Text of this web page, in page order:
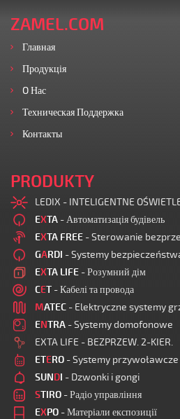
ZAMEL.COM
Главная
Продукція
O Нас
Техническая Поддержка
Контакты
PRODUKTY
LEDIX - INTELIGENTNE
EXTA - Автоматизація будівель
EXTA FREE - Sterowanie
GARDI - Systemy
EXTA LIFE - Розумний дім
CET - Кабелі та провода
MATEC - Elektryczne systemy
ENTRA - Systemy domofonowe
EXTA LIFE - BEZPRZEW. 2-KIER.
ETERO - Systemy przywoławcze
SUNDI - Dzwonki i gongi
STIRO - Радіо управління
EXPO - Матеріали експозиції